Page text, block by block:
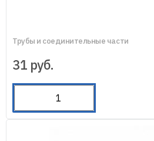
Трубы и соединительные части
31 руб.